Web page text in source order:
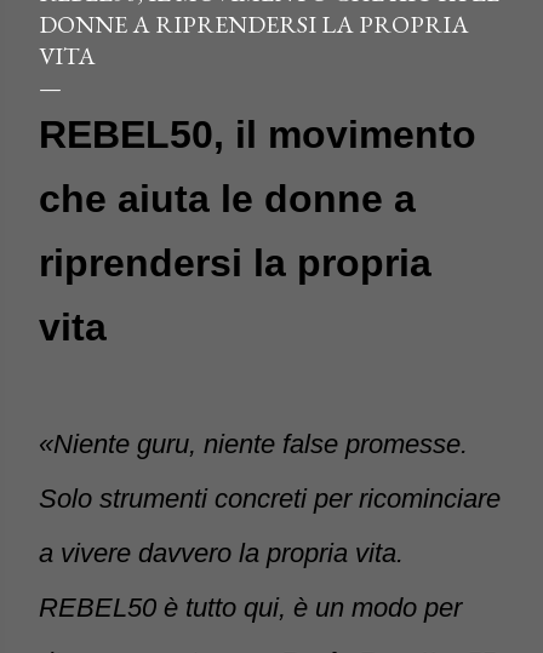
DONNE A RIPRENDERSI LA PROPRIA
VITA
REBEL50, il movimento
che aiuta le donne a
riprendersi la propria
vita
«Niente guru, niente false promesse.
Solo strumenti concreti per ricominciare
a vivere davvero la propria vita.
REBEL50 è tutto qui, è un modo per